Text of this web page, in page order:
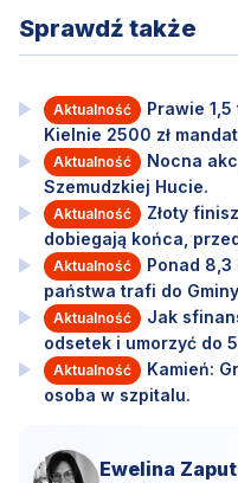
Sprawdź także
Aktualność
Prawie
Kielnie 2500 zł
Aktualność
Nocna
Szemudzkiej Hucie.
Aktualność
Złoty
dobiegają końca,
Aktualność
Ponad 8,3
państwa trafi do
Aktualność
Jak
odsetek i umorzyć do
Aktualność
Kamień:
osoba w szpitalu.
Ewelina